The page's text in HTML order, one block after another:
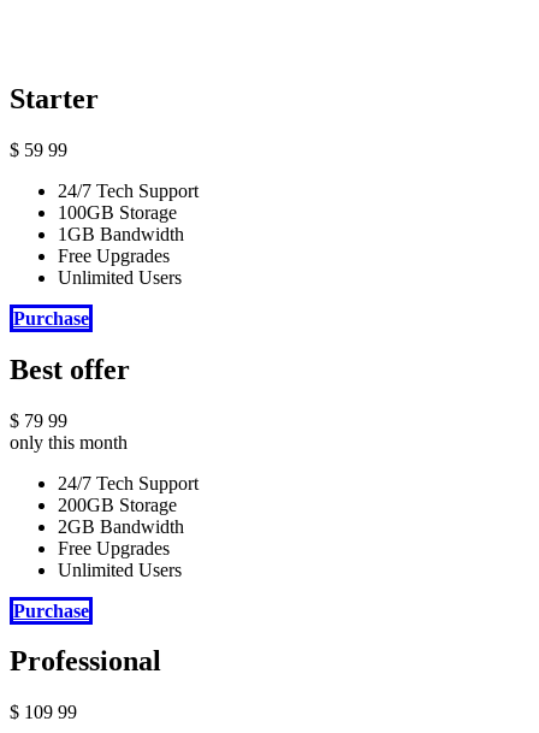
Starter
$ 59 99
24/7 Tech Support
100GB Storage
1GB Bandwidth
Free Upgrades
Unlimited Users
Purchase
Best offer
$ 79 99
only this month
24/7 Tech Support
200GB Storage
2GB Bandwidth
Free Upgrades
Unlimited Users
Purchase
Professional
$ 109 99